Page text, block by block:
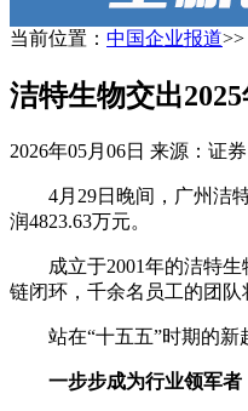
当前位置： 中国企业报道>>
洁特生物交出
2026年05月06日 来源：证
4月29日晚间，广州洁
润4823.63万元。
成立于2001年的洁特
链闭环，千余名员工的团队
站在“十五五”时期的
一步步成为行业领军者